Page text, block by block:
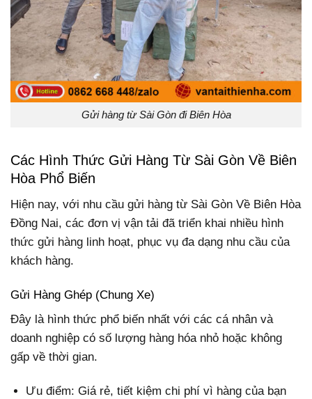
Gửi hàng từ Sài Gòn đi Biên Hòa
Các Hình Thức Gửi Hàng Từ Sài Gòn Về Biên
Hòa Phổ Biến
Hiện nay, với nhu cầu gửi hàng từ Sài Gòn Về Biên Hòa
Đồng Nai, các đơn vị vận tải đã triển khai nhiều hình
thức gửi hàng linh hoạt, phục vụ đa dạng nhu cầu của
khách hàng.
Gửi Hàng Ghép (Chung Xe)
Đây là hình thức phổ biến nhất với các cá nhân và
doanh nghiệp có số lượng hàng hóa nhỏ hoặc không
gấp về thời gian.
Ưu điểm: Giá rẻ, tiết kiệm chi phí vì hàng của bạn